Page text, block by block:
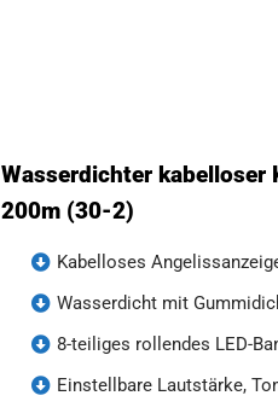
Wasserdichter
200m (30-2)
Kabelloses
Wasserdicht mit
8-teiliges rollendes LED-
Einstellbare Lautstärke,